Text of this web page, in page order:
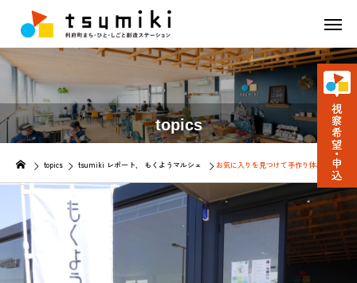
topics
topics tsumiki レポート もくようマルシェ お気に入りを見つけて手作り体験！「もく